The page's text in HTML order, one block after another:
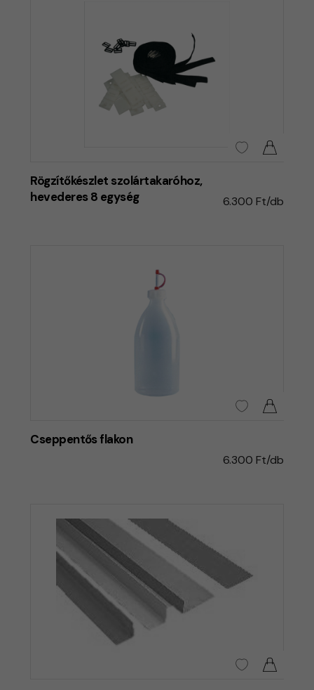
Rögzítőkészlet szolártakaróhoz,
hevederes 8 egység
6.300 Ft/db
Cseppentős flakon
6.300 Ft/db